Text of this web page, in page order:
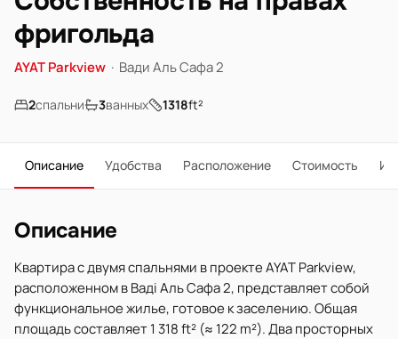
фригольда
AYAT Parkview · Вади Аль Сафа 2
2спальни 3ванных 1318ft²
Описание Удобства Расположение Стоимость
Описание
Квартира с двумя спальнями в проекте AYAT Parkview,
расположенном в Ваді Аль Сафа 2, представляет собой
функциональное жилье, готовое к заселению. Общая
площадь составляет 1 318 ft² (≈ 122 m²). Два просторных